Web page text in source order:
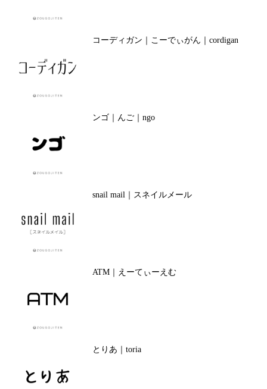
コーディガン｜こーでぃがん｜cordigan
ンゴ｜んご｜ngo
snail mail｜スネイルメール
ATM｜えーてぃーえむ
とりあ｜toria